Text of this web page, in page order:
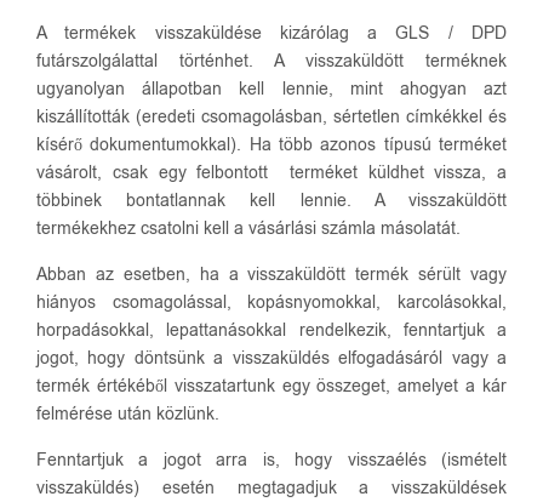
A termékek visszaküldése kizárólag a GLS / DPD
futárszolgálattal történhet. A visszaküldött terméknek
ugyanolyan állapotban kell lennie, mint ahogyan azt
kiszállították (eredeti csomagolásban, sértetlen címkékkel és
kísérő dokumentumokkal). Ha több azonos típusú terméket
vásárolt, csak egy felbontott terméket küldhet vissza, a
többinek bontatlannak kell lennie. A visszaküldött
termékekhez csatolni kell a vásárlási számla másolatát.
Abban az esetben, ha a visszaküldött termék sérült vagy
hiányos csomagolással, kopásnyomokkal, karcolásokkal,
horpadásokkal, lepattanásokkal rendelkezik, fenntartjuk a
jogot, hogy döntsünk a visszaküldés elfogadásáról vagy a
termék értékéből visszatartunk egy összeget, amelyet a kár
felmérése után közlünk.
Fenntartjuk a jogot arra is, hogy visszaélés (ismételt
visszaküldés) esetén megtagadjuk a visszaküldések